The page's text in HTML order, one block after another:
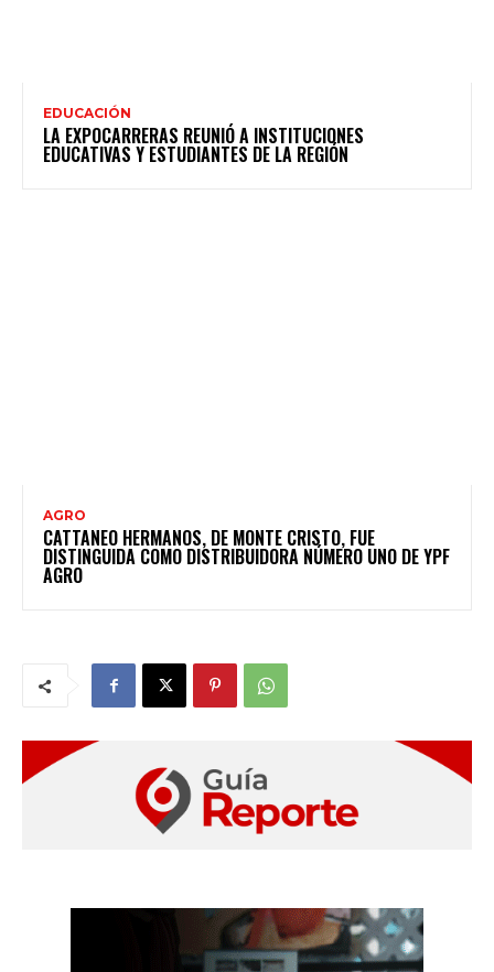
EDUCACIÓN
LA EXPOCARRERAS REUNIÓ A INSTITUCIONES
EDUCATIVAS Y ESTUDIANTES DE LA REGIÓN
AGRO
CATTANEO HERMANOS, DE MONTE CRISTO, FUE
DISTINGUIDA COMO DISTRIBUIDORA NÚMERO UNO DE YPF
AGRO